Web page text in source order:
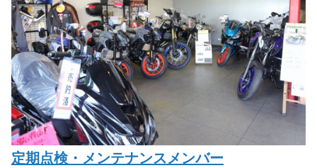
定期点検・メンテナンスメンバー